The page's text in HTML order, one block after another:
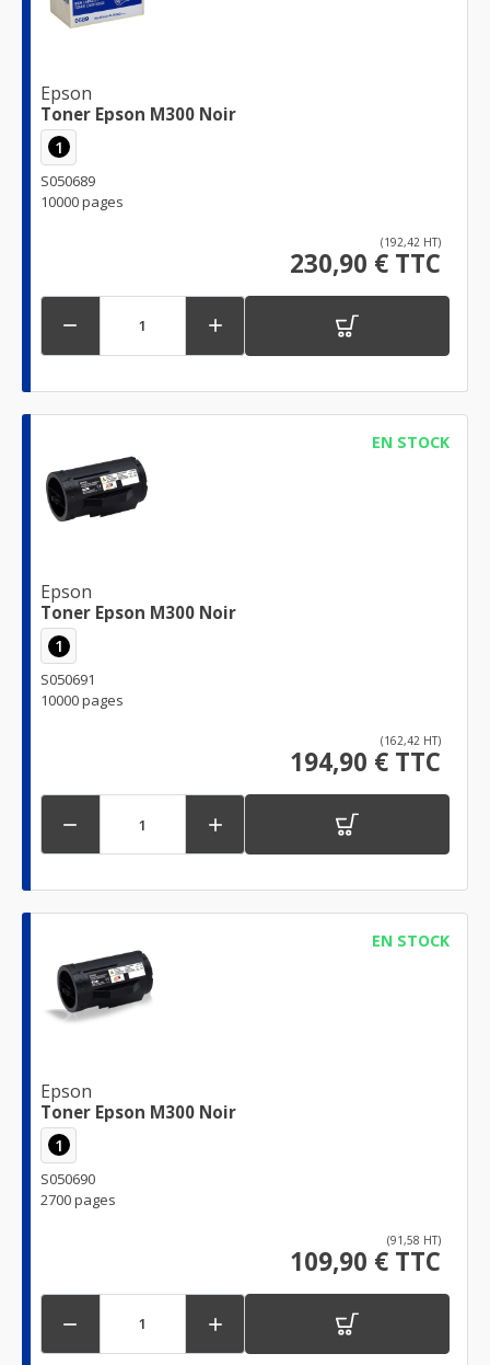
Epson
Toner Epson M300 Noir
1
S050689
10000 pages
(192,42 HT)
230,90 € TTC
 
EN STOCK
Epson
Toner Epson M300 Noir
1
S050691
10000 pages
(162,42 HT)
194,90 € TTC
 
EN STOCK
Epson
Toner Epson M300 Noir
1
S050690
2700 pages
(91,58 HT)
109,90 € TTC
 